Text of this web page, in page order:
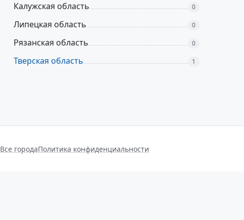
Калужская область 0
Липецкая область 0
Рязанская область 0
Тверская область 1
Все городаПолитика конфиденциальности